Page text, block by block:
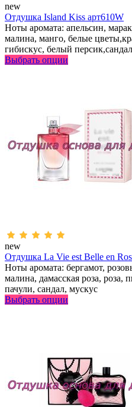
new
Отдушка Island Kiss арт610W
Ноты аромата: апельсин,
малина, манго, белые
гибискус, белый
Выбрать опции
new
Отдушка La Vie est Belle en
Ноты аромата: бергамот,
малина, дамасская роза,
пачули, сандал, мускус
Выбрать опции